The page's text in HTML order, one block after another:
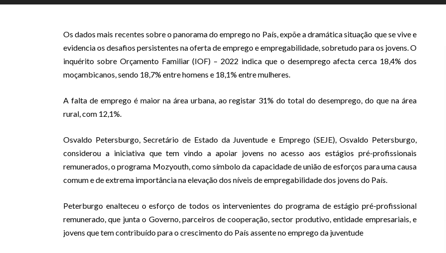
Os dados mais recentes sobre o panorama do emprego no País, expõe a dramática situação que se vive e
evidencia os desafios persistentes na oferta de emprego e empregabilidade, sobretudo para os jovens. O
inquérito sobre Orçamento Familiar (IOF) – 2022 indica que o desemprego afecta cerca 18,4% dos
moçambicanos, sendo 18,7% entre homens e 18,1% entre mulheres.
A falta de emprego é maior na área urbana, ao registar 31% do total do desemprego, do que na área
rural, com 12,1%.
Osvaldo Petersburgo, Secretário de Estado da Juventude e Emprego (SEJE), Osvaldo Petersburgo,
considerou a iniciativa que tem vindo a apoiar jovens no acesso aos estágios pré-profissionais
remunerados, o programa Mozyouth, como símbolo da capacidade de união de esforços para uma causa
comum e de extrema importância na elevação dos níveis de empregabilidade dos jovens do País.
Peterburgo enalteceu o esforço de todos os intervenientes do programa de estágio pré-profissional
remunerado, que junta o Governo, parceiros de cooperação, sector produtivo, entidade empresariais, e
jovens que tem contribuído para o crescimento do País assente no emprego da juventude